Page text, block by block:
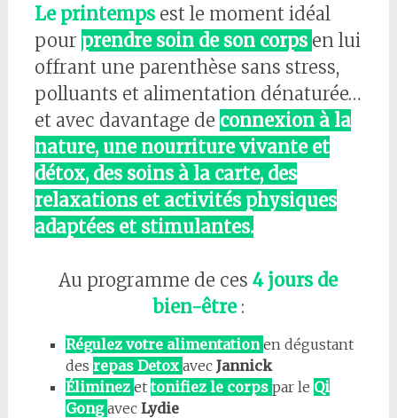
Le printempsest le moment idéal
pour prendre soin de son corps en lui
offrant une parenthèse sans stress,
polluants et alimentation dénaturée…
et avec davantage de connexion à la
nature, une nourriture vivante et
détox, des soins à la carte, des
relaxations et activités physiques
adaptées et stimulantes.
Au programme de ces4 jours de
bien-être:
Régulez votre alimentation en dégustant
des repas Detox avec Jannick
Éliminez et tonifiez le corps par le Qi
Gong avec Lydie